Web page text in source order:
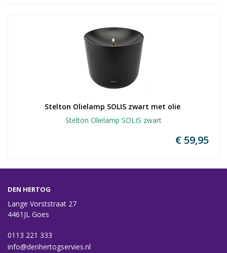
Stelton Olielamp SOLIS zwart met olie
Stelton Olielamp SOLIS zwart
€ 59,95
DEN HERTOG
Lange Vorststraat 27
4461JL Goes
0113 221 333
info@denhertogservies.nl